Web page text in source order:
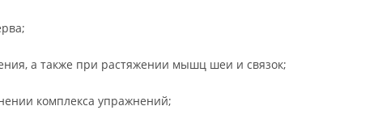
а также при растяжении мышц шеи и связок;
комплекса упражнений;